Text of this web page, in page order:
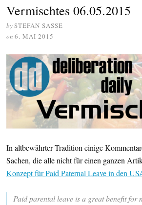
Vermischtes 06.05.2015
bySTEFAN SASSE
on 6. MAI 2015
In altbewährter Tradition einige
Sachen, die alle nicht für einen ganzen
Konzept für Paid Paternal Leave in den
Paid parental leave is a great benefit for